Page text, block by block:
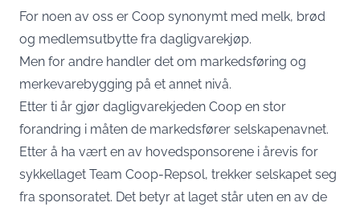
For noen av oss er Coop synonymt med melk, brød
og medlemsutbytte fra dagligvarekjøp.
Men for andre handler det om markedsføring og
merkevarebygging på et annet nivå.
Etter ti år gjør dagligvarekjeden Coop en stor
forandring i måten de markedsfører selskapenavnet.
Etter å ha vært en av hovedsponsorene i årevis for
sykkellaget Team Coop-Repsol, trekker selskapet seg
fra sponsoratet. Det betyr at laget står uten en av de